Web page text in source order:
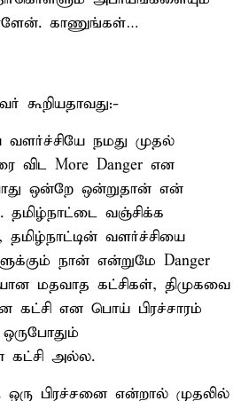
காணுங்கள்…
கூறியதாவது:-
வளர்ச்சியே நமது முதல்
விட More Danger என
ஒன்றே ஒன்றுதான் என்
தமிழ்நாட்டை வஞ்சிக்க
தமிழ்நாட்டின் வளர்ச்சியை
நான் என்றுமே Danger
மதவாத கட்சிகள், திமுகவை
கட்சி என பொய் பிரச்சாரம்
கட்சி அல்ல.
ஒரு பிரச்சனை என்றால் முதலில்